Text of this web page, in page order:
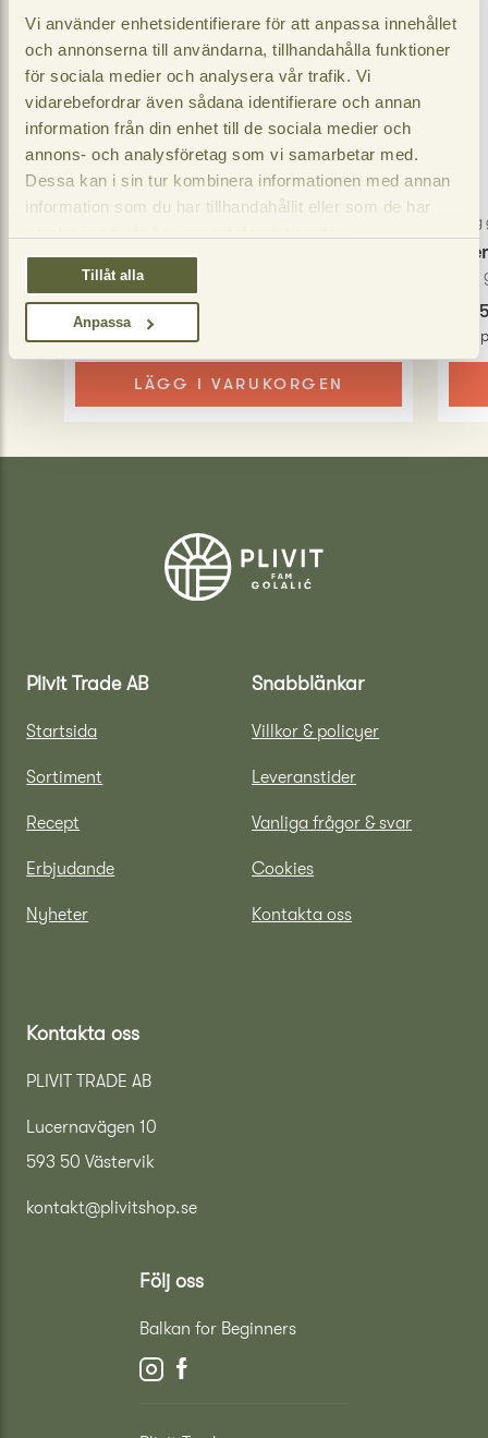
Vi använder enhetsidentifierare för att anpassa innehållet
och annonserna till användarna, tillhandahålla funktioner
för sociala medier och analysera vår trafik. Vi
vidarebefordrar även sådana identifierare och annan
information från din enhet till de sociala medier och
annons- och analysföretag som vi samarbetar med.
Dessa kan i sin tur kombinera informationen med annan
information som du har tillhandahållit eller som de har
Tillåt alla
Anpassa
Crème fraîche 20%
400 gram
26,95 SEK
Jmf pris:67,38 / kg
LÄGG I VARUKORGEN
Jmf
Plivit Trade AB
Startsida
Sortiment
Recept
Erbjudande
Nyheter
Snabblänkar
Villkor & policyer
Leveranstider
Vanliga frågor & svar
Cookies
Kontakta oss
Kontakta oss
PLIVIT TRADE AB
Lucernavägen 10
593 50 Västervik
kontakt@plivitshop.se
Följ oss
Balkan for Beginners